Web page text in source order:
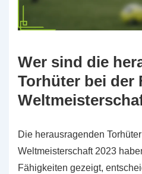
Wer sind die
Torhüter bei der
Die herausragenden
Weltmeisterschaft 2023
Fähigkeiten gezeigt,